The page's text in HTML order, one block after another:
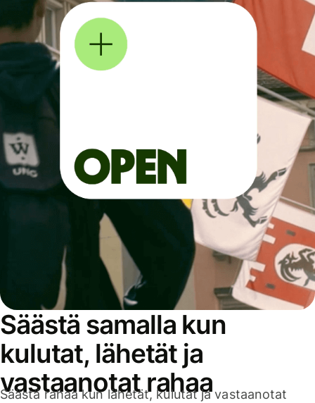
Säästä samalla kun
kulutat, lähetät ja
vastaanotat rahaa
Säästä rahaa kun lähetät, kulutat ja vastaanotat